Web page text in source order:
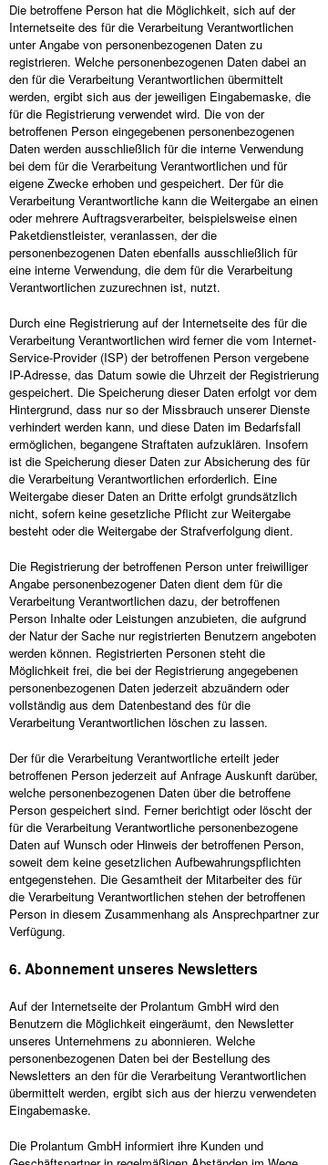
Die betroffene Person hat die Möglichkeit, sich auf der
Internetseite des für die Verarbeitung Verantwortlichen
unter Angabe von personenbezogenen Daten zu
registrieren. Welche personenbezogenen Daten dabei an
den für die Verarbeitung Verantwortlichen übermittelt
werden, ergibt sich aus der jeweiligen Eingabemaske, die
für die Registrierung verwendet wird. Die von der
betroffenen Person eingegebenen personenbezogenen
Daten werden ausschließlich für die interne Verwendung
bei dem für die Verarbeitung Verantwortlichen und für
eigene Zwecke erhoben und gespeichert. Der für die
Verarbeitung Verantwortliche kann die Weitergabe an einen
oder mehrere Auftragsverarbeiter, beispielsweise einen
Paketdienstleister, veranlassen, der die
personenbezogenen Daten ebenfalls ausschließlich für
eine interne Verwendung, die dem für die Verarbeitung
Verantwortlichen zuzurechnen ist, nutzt.
Durch eine Registrierung auf der Internetseite des für die
Verarbeitung Verantwortlichen wird ferner die vom Internet-
Service-Provider (ISP) der betroffenen Person vergebene
IP-Adresse, das Datum sowie die Uhrzeit der Registrierung
gespeichert. Die Speicherung dieser Daten erfolgt vor dem
Hintergrund, dass nur so der Missbrauch unserer Dienste
verhindert werden kann, und diese Daten im Bedarfsfall
ermöglichen, begangene Straftaten aufzuklären. Insofern
ist die Speicherung dieser Daten zur Absicherung des für
die Verarbeitung Verantwortlichen erforderlich. Eine
Weitergabe dieser Daten an Dritte erfolgt grundsätzlich
nicht, sofern keine gesetzliche Pflicht zur Weitergabe
besteht oder die Weitergabe der Strafverfolgung dient.
Die Registrierung der betroffenen Person unter freiwilliger
Angabe personenbezogener Daten dient dem für die
Verarbeitung Verantwortlichen dazu, der betroffenen
Person Inhalte oder Leistungen anzubieten, die aufgrund
der Natur der Sache nur registrierten Benutzern angeboten
werden können. Registrierten Personen steht die
Möglichkeit frei, die bei der Registrierung angegebenen
personenbezogenen Daten jederzeit abzuändern oder
vollständig aus dem Datenbestand des für die
Verarbeitung Verantwortlichen löschen zu lassen.
Der für die Verarbeitung Verantwortliche erteilt jeder
betroffenen Person jederzeit auf Anfrage Auskunft darüber,
welche personenbezogenen Daten über die betroffene
Person gespeichert sind. Ferner berichtigt oder löscht der
für die Verarbeitung Verantwortliche personenbezogene
Daten auf Wunsch oder Hinweis der betroffenen Person,
soweit dem keine gesetzlichen Aufbewahrungspflichten
entgegenstehen. Die Gesamtheit der Mitarbeiter des für
die Verarbeitung Verantwortlichen stehen der betroffenen
Person in diesem Zusammenhang als Ansprechpartner zur
Verfügung.
6. Abonnement unseres Newsletters
Auf der Internetseite der Prolantum GmbH wird den
Benutzern die Möglichkeit eingeräumt, den Newsletter
unseres Unternehmens zu abonnieren. Welche
personenbezogenen Daten bei der Bestellung des
Newsletters an den für die Verarbeitung Verantwortlichen
übermittelt werden, ergibt sich aus der hierzu verwendeten
Eingabemaske.
Die Prolantum GmbH informiert ihre Kunden und